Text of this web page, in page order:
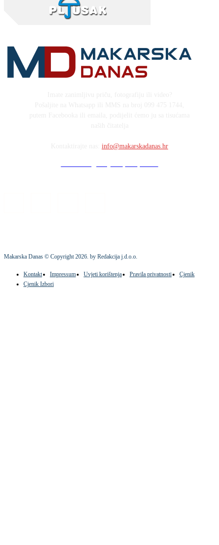
info@makarskadanas.hr
Makarska Danas © Copyright2026. by Redakcija j.d.o.o.
Kontakt Impressum Uvjeti korištenja Pravila privatnosti
Cjenik
Cjenik Izbori